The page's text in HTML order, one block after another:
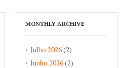
MONTHLY ARCHIVE
Julho 2026(2)
Junho 2026(2)